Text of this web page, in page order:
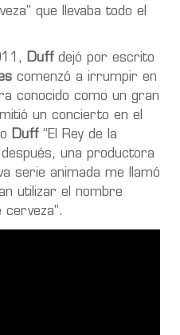
que llevaba todo el
Duffdejó por escrito
comenzó a irrumpir en
conocido como un gran
un concierto en el
Duff“El Rey de la
una productora
serie animada me llamó
utilizar el nombre
cerveza".